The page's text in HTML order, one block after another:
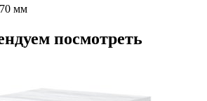
мм
посмотреть